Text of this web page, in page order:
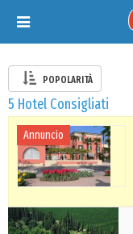
Toggle
navigation
POPOLARITÀ
5 Hotel Consigliati
Annuncio